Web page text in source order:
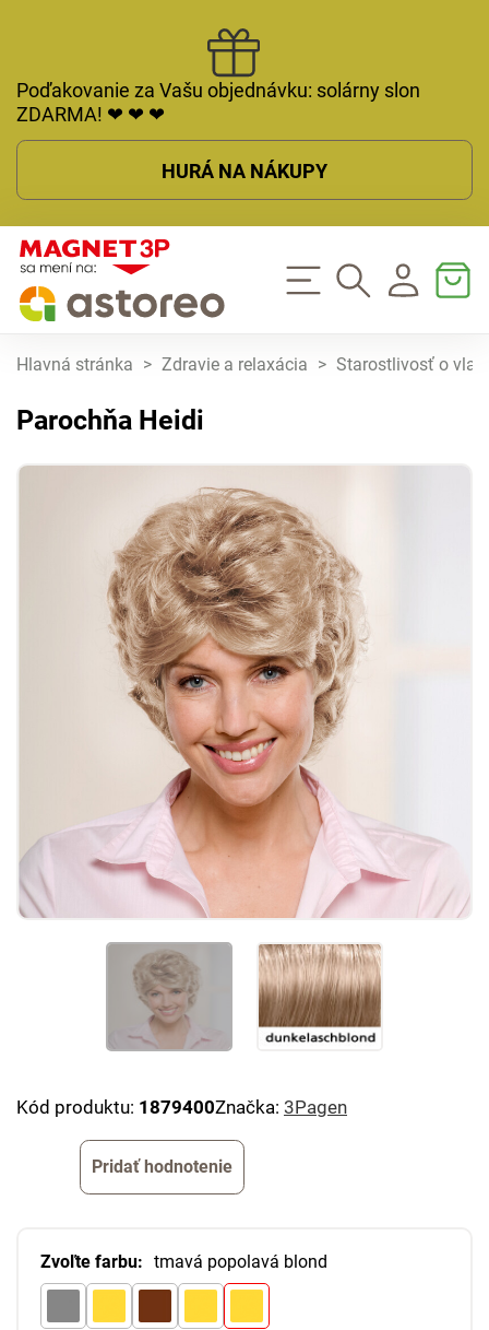
Poďakovanie za Vašu objednávku: solárny slon
ZDARMA! ❤ ❤ ❤
HURÁ NA NÁKUPY
Hlavná stránka > Zdravie a relaxácia > Starostlivosť o
Parochňa Heidi
Kód produktu: 1879400Značka: 3Pagen
Pridať hodnotenie
Zvoľte farbu: tmavá popolavá blond